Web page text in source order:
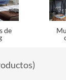
de
)